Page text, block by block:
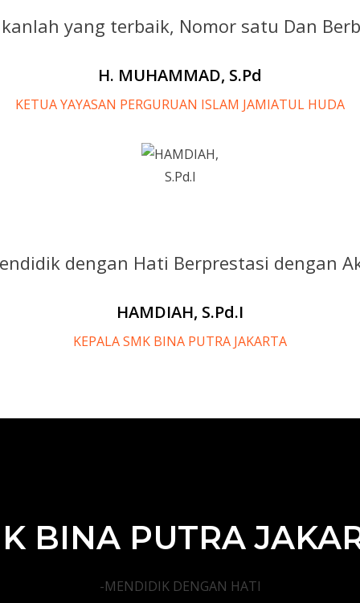
yang terbaik, Nomor satu Dan
H. MUHAMMAD, S.Pd
KETUA YAYASAN PERGURUAN ISLAM JAMIATUL HUDA
dengan Hati Berprestasi dengan
HAMDIAH, S.Pd.I
KEPALA SMK BINA PUTRA JAKARTA
BINA PUTRA
-MENDIDIK DENGAN HATI